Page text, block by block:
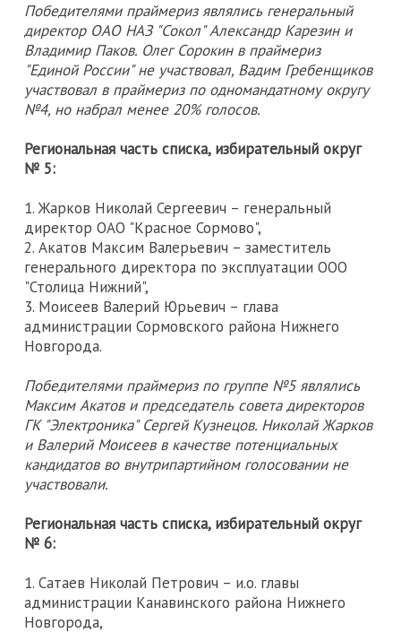
Победителями праймериз являлись генеральный
директор ОАО НАЗ "Сокол" Александр Карезин и
Владимир Паков. Олег Сорокин в праймериз
"Единой России" не участвовал, Вадим Гребенщиков
участвовал в праймериз по одномандатному округу
№4, но набрал менее 20% голосов.
Региональная часть списка, избирательный округ
№ 5:
1. Жарков Николай Сергеевич – генеральный
директор ОАО "Красное Сормово",
2. Акатов Максим Валерьевич – заместитель
генерального директора по эксплуатации ООО
"Столица Нижний",
3. Моисеев Валерий Юрьевич – глава
администрации Сормовского района Нижнего
Новгорода.
Победителями праймериз по группе №5 являлись
Максим Акатов и председатель совета директоров
ГК "Электроника" Сергей Кузнецов. Николай Жарков
и Валерий Моисеев в качестве потенциальных
кандидатов во внутрипартийном голосовании не
участвовали.
Региональная часть списка, избирательный округ
№ 6:
1. Сатаев Николай Петрович – и.о. главы
администрации Канавинского района Нижнего
Новгорода,